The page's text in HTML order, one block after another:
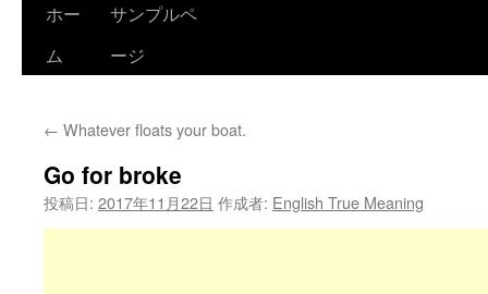
ホー
ム
サンプルペ
ージ
← Whatever floats your boat.
Go for broke
投稿日: 2017年11月22日 作成者: English True Meaning